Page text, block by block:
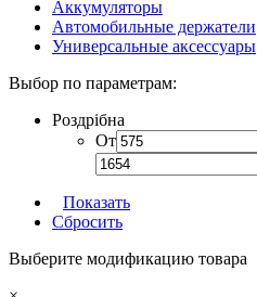
Аккумуляторы
Автомобильные держатели
Универсальные аксессуары
Выбор по параметрам:
Роздрібна
От
Показать
Сбросить
Выберите модификацию товара